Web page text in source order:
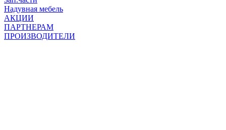
Надувная мебель
АКЦИИ
ПАРТНЕРАМ
ПРОИЗВОДИТЕЛИ